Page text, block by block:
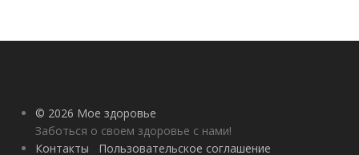
© 2026 Мое здоровье
Заботься о своем здоровье с нами!
Контакты
Пользовательское соглашение